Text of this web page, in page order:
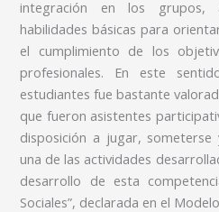
integración en los grupos,
habilidades básicas para
el cumplimiento de los
profesionales. En este
estudiantes fue bastante
que fueron asistentes
disposición a jugar,
una de las actividades
desarrollo de esta
Sociales”, declarada en el